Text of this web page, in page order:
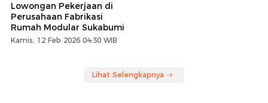
Lowongan Pekerjaan di
Perusahaan Fabrikasi
Rumah Modular Sukabumi
Kamis, 12 Feb 2026 04:30 WIB
Lihat Selengkapnya